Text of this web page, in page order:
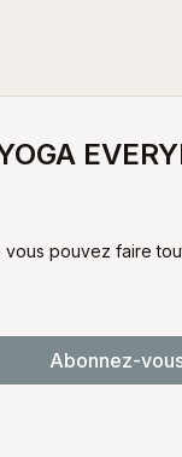
vous pouvez faire
Abonnez-